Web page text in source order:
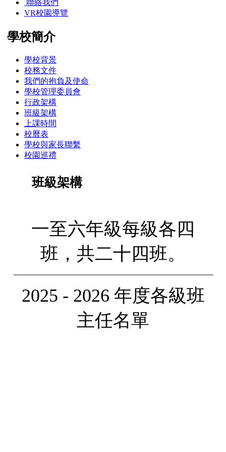
聯絡我們
VR校園導覽
學校簡介
學校背景
校務文件
我們的抱負及使命
學校管理委員會
行政架構
班級架構
上課時間
校曆表
學校與家長聯繫
校園巡禮
班級架構
一至六年級每級各四
班，共二十四班。
2025 - 2026 年度各級班
主任名單